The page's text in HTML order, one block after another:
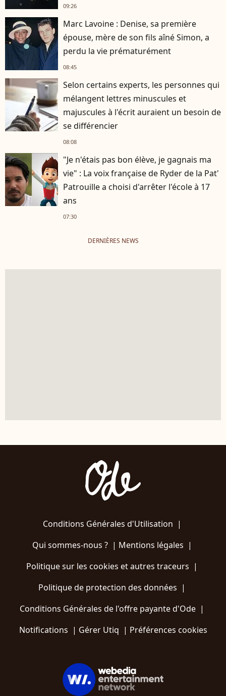
09:26
Marc Lavoine : Denise, sa première
épouse, mère de son fils aîné Simon, a
perdu la vie prématurément
08:45
Selon certains experts, les personnes qui
mélangent lettres minuscules et
majuscules à l'écrit auraient un besoin de
se différencier
08:08
"Je n'étais pas bon élève, je gagnais ma
vie" : La voix française de Ryder de la Pat'
Patrouille a choisi d'arrêter l'école à 17
ans
07:30
DERNIÈRES NEWS
Conditions Générales d'Utilisation |
Qui sommes-nous ?| Mentions légales |
Politique sur les cookies et autres traceurs |
Politique de protection des données |
Conditions Générales de l'offre payante d'Ode |
Notifications | Gérer Utiq | Préférences cookies